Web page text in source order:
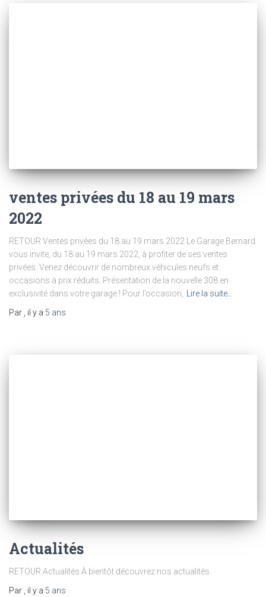
ventes privées du 18 au 19 mars
2022
RETOUR Ventes privées du 18 au 19 mars 2022 Le Garage Bernard
vous invite, du 18 au 19 mars 2022, à profiter de ses ventes
privées. Venez découvrir de nombreux véhicules neufs et
occasions à prix réduits. Présentation de la nouvelle 308 en
exclusivité dans votre garage ! Pour l’occasion,
Lire la suite…
Par
, il y a 5 ans
Actualités
RETOUR Actualités À bientôt découvrez nos actualités.
Par , il y a 5 ans